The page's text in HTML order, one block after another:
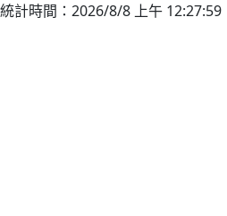
統計時間：2026/8/8 上午 12:27:59